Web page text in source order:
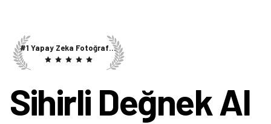
#1 Yapay Zeka Fotoğraf Editörü
Sihirli Değnek AI